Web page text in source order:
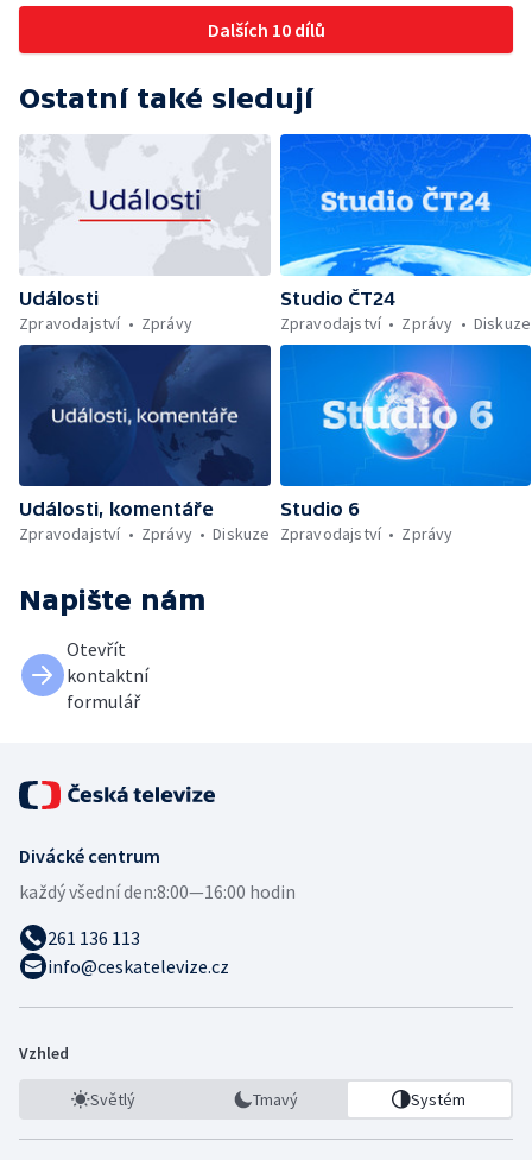
Dalších 10 dílů
Ostatní také sledují
Události
Zpravodajství
Zprávy
Studio ČT24
Zpravodajství
Zprávy Diskuze
Události, komentáře
Zpravodajství
Zprávy Diskuze
Studio 6
Zpravodajství
Zprávy
Napište nám
Otevřít
kontaktní
formulář
Divácké centrum
každý všední den:8:00—16:00 hodin
261 136 113
info@ceskatelevize.cz
Vzhled
Světlý Tmavý Systém